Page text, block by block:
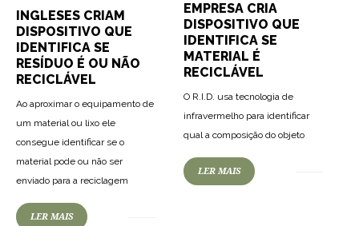
INGLESES CRIAM
DISPOSITIVO QUE
IDENTIFICA SE
RESÍDUO É OU NÃO
RECICLÁVEL
Ao aproximar o equipamento de
um material ou lixo ele
consegue identificar se o
material pode ou não ser
enviado para a reciclagem
LER MAIS
EMPRESA CRIA
DISPOSITIVO QUE
IDENTIFICA SE
MATERIAL É
RECICLÁVEL
O R.I.D. usa tecnologia de
infravermelho para identificar
qual a composição do objeto
LER MAIS